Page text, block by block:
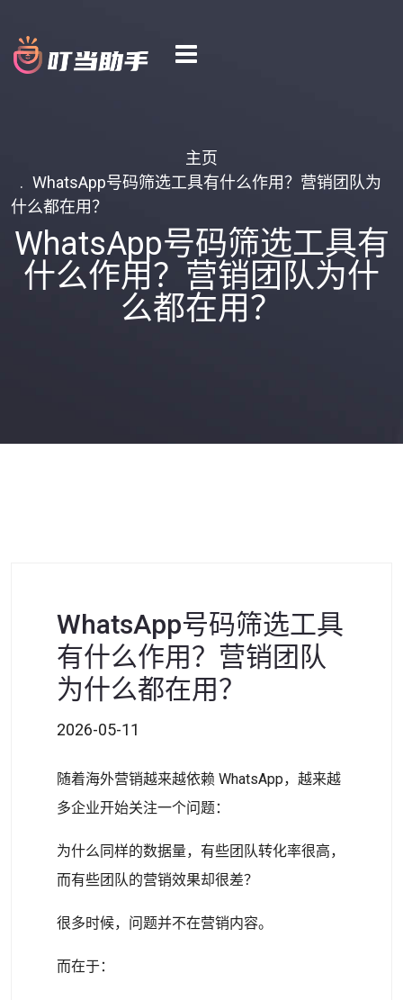
主页
WhatsApp号码筛选工具有什么作用？营销团队为
什么都在用？
WhatsApp号码筛选工具有
什么作用？营销团队为什
么都在用？
WhatsApp号码筛选工具
有什么作用？营销团队
为什么都在用？
2026-05-11
随着海外营销越来越依赖 WhatsApp，越来越
多企业开始关注一个问题：
为什么同样的数据量，有些团队转化率很高，
而有些团队的营销效果却很差？
很多时候，问题并不在营销内容。
而在于：